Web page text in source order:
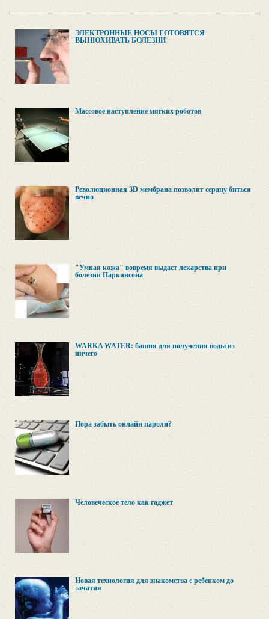
ЭЛЕКТРОННЫЕ НОСЫ ГОТОВЯТСЯ
ВЫНЮХИВАТЬ БОЛЕЗНИ
Массовое наступление мягких роботов
Революционная 3D мембрана позволит сердцу биться
вечно
"Умная кожа" вовремя выдаст лекарства при
болезни Паркинсона
WARKA WATER: башня для получения воды из
ничего
Пора забыть онлайн пароли?
Человеческое тело как гаджет
Новая технология для знакомства с ребенком до
зачатия